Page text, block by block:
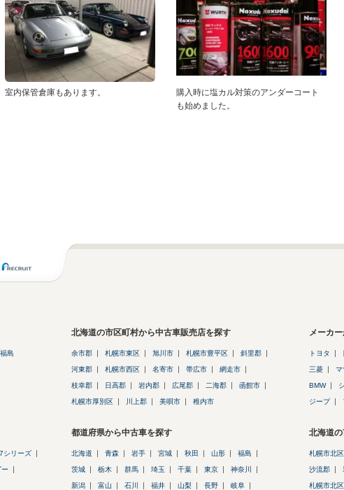
室内保管倉庫もあります。
購入時に塩カル対策のアンダーコート
も始めました。
福島
北海道の市区町村から中古車販売店を探す
余市郡 札幌市東区 旭川市 札幌市豊平区 斜里郡
河東郡 札幌市西区 名寄市 帯広市 網走市
枝幸郡 日高郡 岩内郡 広尾郡 二海郡 函館市
札幌市厚別区 川上郡 美唄市 稚内市
メーカ
トヨタ
三菱 マ
BMW
ジープ
7シリーズ
都道府県から中古車を探す
北海道 青森 岩手 宮城 秋田 山形 福島
茨城 栃木 群馬 埼玉 千葉 東京 神奈川
新潟 富山 石川 福井 山梨 長野 岐阜
北海道
札幌市北区
沙流郡
札幌市北区